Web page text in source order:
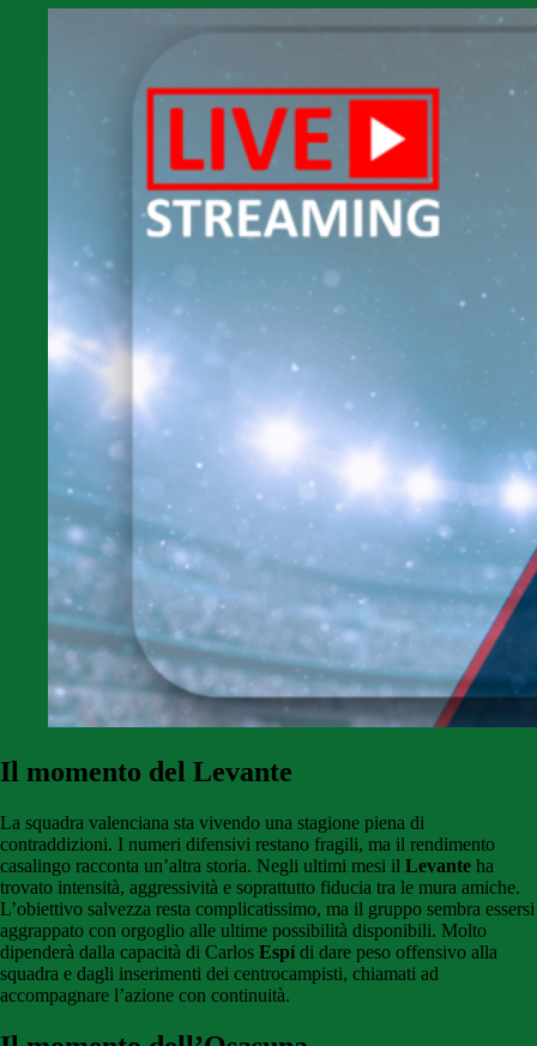
Il momento del Levante
La squadra valenciana sta vivendo una stagione piena di
contraddizioni. I numeri difensivi restano fragili, ma il rendimento
casalingo racconta un’altra storia. Negli ultimi mesi il Levante ha
trovato intensità, aggressività e soprattutto fiducia tra le mura amiche.
L’obiettivo salvezza resta complicatissimo, ma il gruppo sembra essersi
aggrappato con orgoglio alle ultime possibilità disponibili. Molto
dipenderà dalla capacità di Carlos Espídi dare peso offensivo alla
squadra e dagli inserimenti dei centrocampisti, chiamati ad
accompagnare l’azione con continuità.